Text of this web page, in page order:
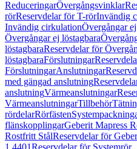
ReduceringarÖvergångsvinklar
rörReservdelar för T-rörInvändig
Invändig cirkulationÖvergångar
Övergångar ej löstagbara
löstagbaraReservdelar för
löstagbaraFörslutningar
FörslutningarAnslutningar
med gängad anslutning
anslutningVärmeanslutningar
VärmeanslutningarTillbehör
rördelarRörfästen
flänskopplingarGeberit Mapress
Rostfritt StålReservdelar för
1.4401Reservdelar för Systemrör